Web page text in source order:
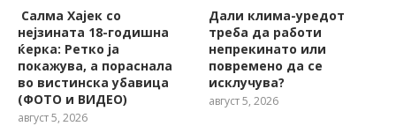
Салма Хајек со
нејзината 18-годишна
ќерка: Ретко ја
покажува, a пораснала
во вистинска убавица
(ФОТО и ВИДЕО)
август 5, 2026
Дали клима-уредот
треба да работи
непрекинато или
повремено да се
исклучува?
август 5, 2026